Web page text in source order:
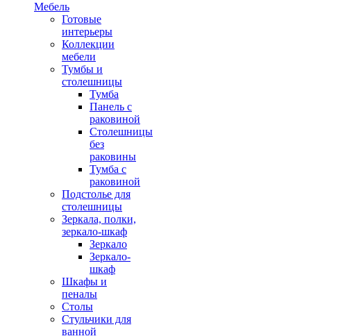
Мебель
Готовые
интерьеры
Коллекции
мебели
Тумбы и
столешницы
Тумба
Панель с
раковиной
Столешницы
без
раковины
Тумба с
раковиной
Подстолье для
столешницы
Зеркала, полки,
зеркало-шкаф
Зеркало
Зеркало-
шкаф
Шкафы и
пеналы
Столы
Стульчики для
ванной